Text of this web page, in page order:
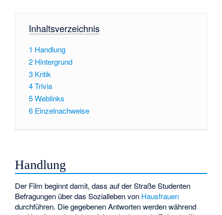
Inhaltsverzeichnis
1 Handlung
2 Hintergrund
3 Kritik
4Trivia
5Weblinks
6 Einzelnachweise
Handlung
Der Film beginnt damit, dass auf der Straße Studenten
Befragungen über das Sozialleben von Hausfrauen
durchführen. Die gegebenen Antworten werden während